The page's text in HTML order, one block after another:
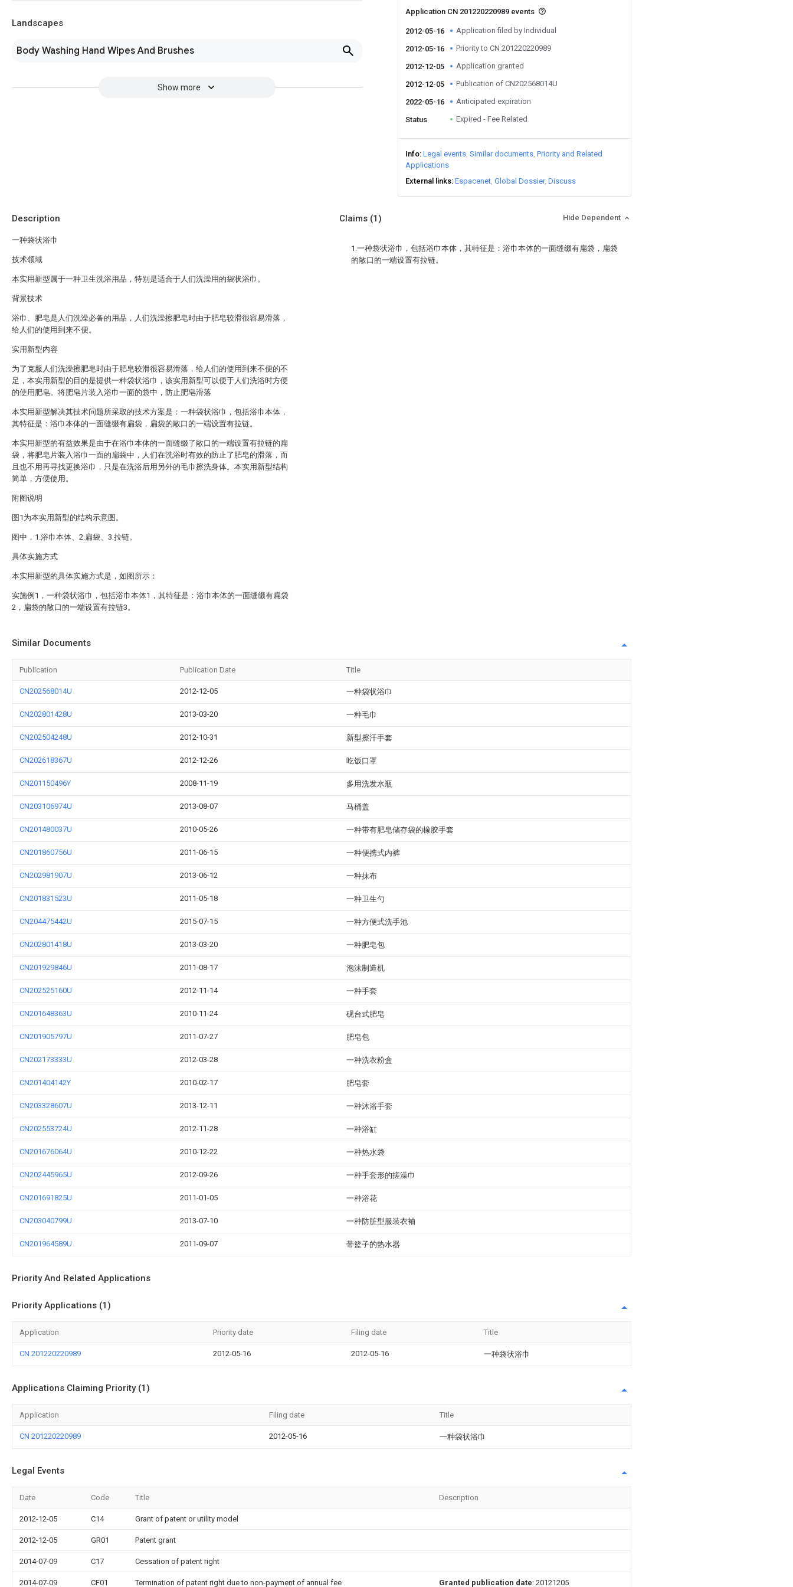
Landscapes
Body Washing Hand Wipes And Brushes
Show more
Application CN 201220220989 events
2012-05-16 Application filed by Individual
2012-05-16 Priority to CN 201220220989
2012-12-05 Application granted
2012-12-05 Publication of CN202568014U
2022-05-16 Anticipated expiration
Status Expired - Fee Related
Info Legal events Similar documents Priority and Related
Applications
External links Espacenet Global Dossier Discuss
Description
一种袋状浴巾
技术领域
本实用新型属于一种卫生洗浴用品，特别是适合于人们洗澡用的袋状浴巾。
背景技术
浴巾、肥皂是人们洗澡必备的用品，人们洗澡擦肥皂时由于肥皂较滑很容易滑落，
给人们的使用到来不便。
实用新型内容
为了克服人们洗澡擦肥皂时由于肥皂较滑很容易滑落，给人们的使用到来不便的不
足，本实用新型的目的是提供一种袋状浴巾，该实用新型可以便于人们洗浴时方便
的使用肥皂。将肥皂片装入浴巾一面的袋中，防止肥皂滑落
本实用新型解决其技术问题所采取的技术方案是：一种袋状浴巾，包括浴巾本体，
其特征是：浴巾本体的一面缝缀有扁袋，扁袋的敞口的一端设置有拉链。
本实用新型的有益效果是由于在浴巾本体的一面缝缀了敞口的一端设置有拉链的扁
袋，将肥皂片装入浴巾一面的扁袋中，人们在洗浴时有效的防止了肥皂的滑落，而
且也不用再寻找更换浴巾，只是在洗浴后用另外的毛巾擦洗身体。本实用新型结构
简单，方便使用。
附图说明
图1为本实用新型的结构示意图。
图中，1.浴巾本体、2.扁袋、3.拉链。
具体实施方式
本实用新型的具体实施方式是，如图所示：
实施例1，一种袋状浴巾，包括浴巾本体1，其特征是：浴巾本体的一面缝缀有扁袋
2，扁袋的敞口的一端设置有拉链3。
Claims (1) Hide Dependent
1.一种袋状浴巾，包括浴巾本体，其特征是：浴巾本体的一面缝缀有扁袋，扁袋
的敞口的一端设置有拉链。
Similar Documents
Publication Publication Date Title
CN202568014U 2012-12-05 一种袋状浴巾
CN202801428U 2013-03-20 一种毛巾
CN202504248U 2012-10-31 新型擦汗手套
CN202618367U 2012-12-26 吃饭口罩
CN201150496Y 2008-11-19 多用洗发水瓶
CN203106974U 2013-08-07 马桶盖
CN201480037U 2010-05-26 一种带有肥皂储存袋的橡胶手套
CN201860756U 2011-06-15 一种便携式内裤
CN202981907U 2013-06-12 一种抹布
CN201831523U 2011-05-18 一种卫生勺
CN204475442U 2015-07-15 一种方便式洗手池
CN202801418U 2013-03-20 一种肥皂包
CN201929846U 2011-08-17 泡沫制造机
CN202525160U 2012-11-14 一种手套
CN201648363U 2010-11-24 砚台式肥皂
CN201905797U 2011-07-27 肥皂包
CN202173333U 2012-03-28 一种洗衣粉盒
CN201404142Y 2010-02-17 肥皂套
CN203328607U 2013-12-11 一种沐浴手套
CN202553724U 2012-11-28 一种浴缸
CN201676064U 2010-12-22 一种热水袋
CN202445965U 2012-09-26 一种手套形的搓澡巾
CN201691825U 2011-01-05 一种浴花
CN203040799U 2013-07-10 一种防脏型服装衣袖
CN201964589U 2011-09-07 带篮子的热水器
Priority And Related Applications
Priority Applications (1)
Application Priority date Filing date Title
CN 201220220989 2012-05-16 2012-05-16 一种袋状浴巾
Applications Claiming Priority (1)
Application Filing date Title
CN 201220220989 2012-05-16 一种袋状浴巾
Legal Events
Date Code Title Description
2012-12-05 C14 Grant of patent or utility model
2012-12-05 GR01 Patent grant
2014-07-09 C17 Cessation of patent right
2014-07-09 CF01 Termination of patent right due to non-payment of annual fee Granted publication date: 20121205